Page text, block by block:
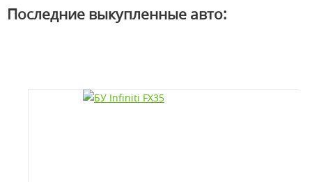
Последние выкупленные авто: